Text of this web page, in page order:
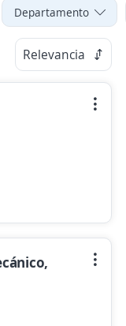
Departamento
Relevancia